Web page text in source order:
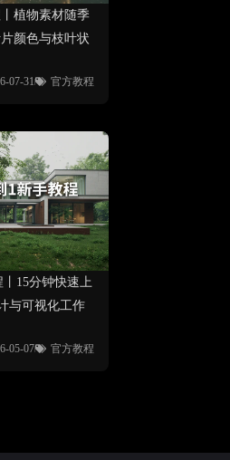
植物素材随季
颜色与枝叶状
07-31 官方教程
15分钟快速上
与可视化工作
05-07 官方教程